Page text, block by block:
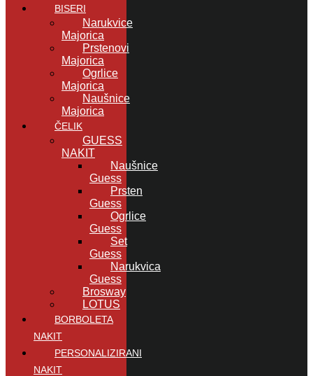
BISERI
Narukvice
Majorica
Prstenovi
Majorica
Ogrlice
Majorica
Naušnice
Majorica
ČELIK
GUESS
NAKIT
Naušnice
Guess
Prsten
Guess
Ogrlice
Guess
Set
Guess
Narukvica
Guess
Brosway
LOTUS
BORBOLETA
NAKIT
PERSONALIZIRANI
NAKIT